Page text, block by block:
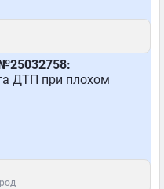
ДТП при плохом